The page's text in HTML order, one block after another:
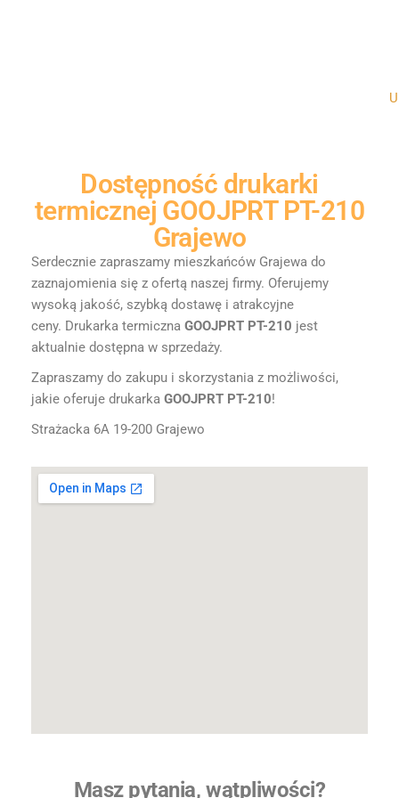
Dostępność drukarki
termicznej GOOJPRT PT-210
Grajewo
Serdecznie zapraszamy mieszkańców Grajewa do
zaznajomienia się z ofertą naszej firmy. Oferujemy
wysoką jakość, szybką dostawę i atrakcyjne
ceny. Drukarka termiczna GOOJPRT PT-210 jest
aktualnie dostępna w sprzedaży.
Zapraszamy do zakupu i skorzystania z możliwości,
jakie oferuje drukarka GOOJPRT PT-210!
Strażacka 6A 19-200 Grajewo
Masz pytania, wątpliwości?